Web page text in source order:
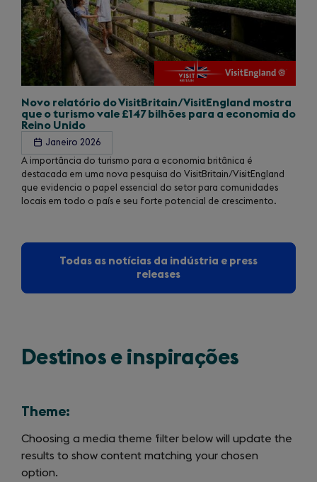
Novo relatório do VisitBritain/VisitEngland mostra
que o turismo vale £147 bilhões para a economia do
Reino Unido
Janeiro 2026
A importância do turismo para a economia britânica é
destacada em uma nova pesquisa do VisitBritain/VisitEngland
que evidencia o papel essencial do setor para comunidades
locais em todo o país e seu forte potencial de crescimento.
Todas as notícias da indústria e press
releases
Destinos e inspirações
Theme:
Choosing a media theme filter below will update the
results to show content matching your chosen
option.